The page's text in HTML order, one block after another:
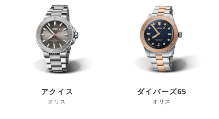
アクイス
オリス
ダイバーズ65
オリス